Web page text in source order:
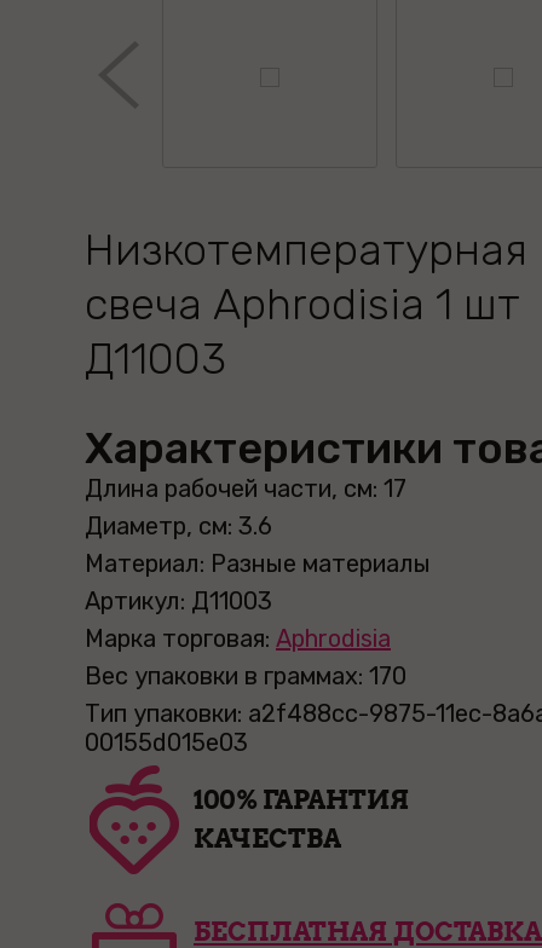
Низкотемпературная
свеча Aphrodisia 1 шт
Д11003
Характеристики
Длина рабочей части, см: 17
Диаметр, см: 3.6
Материал: Разные материалы
Артикул: Д11003
Марка торговая: Aphrodisia
Вес упаковки в граммах: 170
Тип упаковки: a2f488cc-9875-11ec-
00155d015e03
100% ГАРАНТИЯ
КАЧЕСТВА
БЕСПЛАТНАЯ ДОСТАВКА